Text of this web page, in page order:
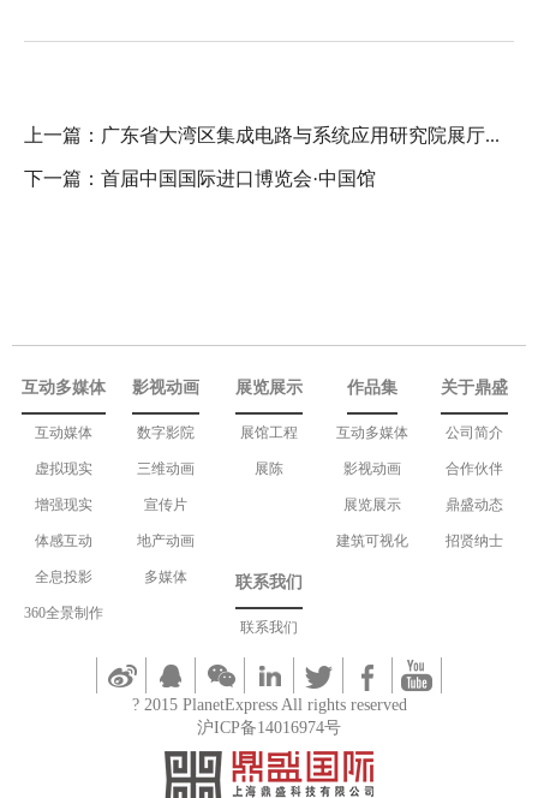
上一篇： 广东省大湾区集成电路与系统应用研究院展厅...
下一篇： 首届中国国际进口博览会·中国馆
互动多媒体
互动媒体
虚拟现实
增强现实
体感互动
全息投影
360全景制作
影视动画
数字影院
三维动画
宣传片
地产动画
多媒体
展览展示
展馆工程
展陈
作品集
互动多媒体
影视动画
展览展示
建筑可视化
关于鼎盛
公司简介
合作伙伴
鼎盛动态
招贤纳士
联系我们
联系我们
? 2015 PlanetExpress All rights reserved
沪ICP备14016974号